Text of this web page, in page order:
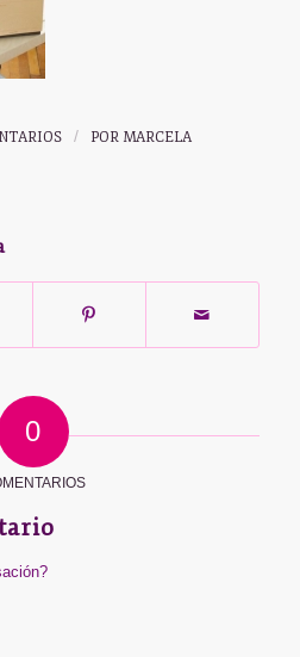
/ POR MARCELA
0